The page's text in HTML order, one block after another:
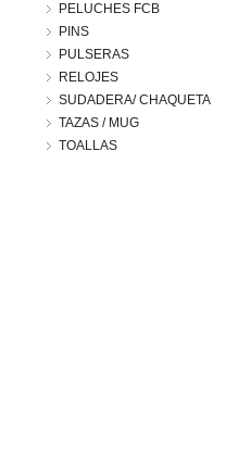
PELUCHES FCB
PINS
PULSERAS
RELOJES
SUDADERA/ CHAQUETA
TAZAS / MUG
TOALLAS